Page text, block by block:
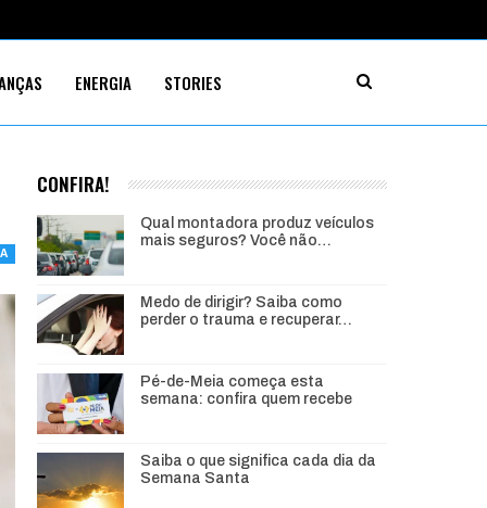
ENERGIA STORIES
CONFIRA!
Qual montadora produz veículos
mais seguros? Você não…
Medo de dirigir? Saiba como
perder o trauma e recuperar…
Pé-de-Meia começa esta
semana: confira quem recebe
Saiba o que significa cada dia da
Semana Santa